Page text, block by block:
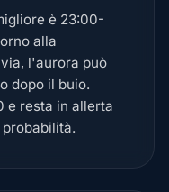
è 23:00-
alla
l'aurora può
dopo il buio.
e resta in allerta